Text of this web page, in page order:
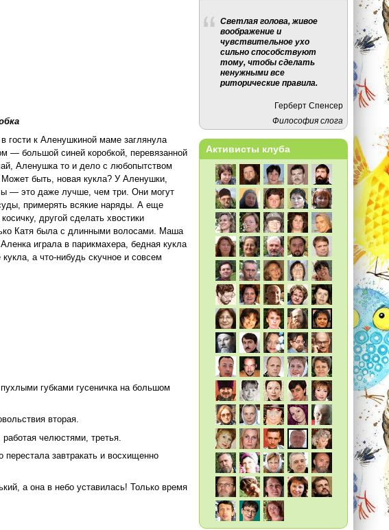
гости к Аленушкиной маме заглянула
— большой синей коробкой, перевязанной
Аленушка то и дело с любопытством
быть, новая кукла? У Аленушки,
— это даже лучше, чем три. Они могут
примерять всякие наряды. А еще
другой сделать хвостики
Катя была с длинными волосами. Маша
играла в парикмахера, бедная кукла
а что-нибудь скучное и совсем
губками гусеничка на большом
вторая.
челюстями, третья.
завтракать и восхищенно
а она в небо уставилась! Только время
Светлая голова, живое
воображение и
чувствительное ухо
сильно способствуют
тому, чтобы сделать
ненужными все
риторические правила.
Герберт Спенсер
Философия слога
Активисты клуба